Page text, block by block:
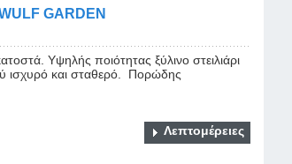
GARDEN
Υψηλής ποιότητας ξύλινο στειλιάρι
ισχυρό και σταθερό. Πορώδης
Λεπτομέρειες